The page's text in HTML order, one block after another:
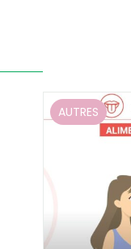
AUTRES